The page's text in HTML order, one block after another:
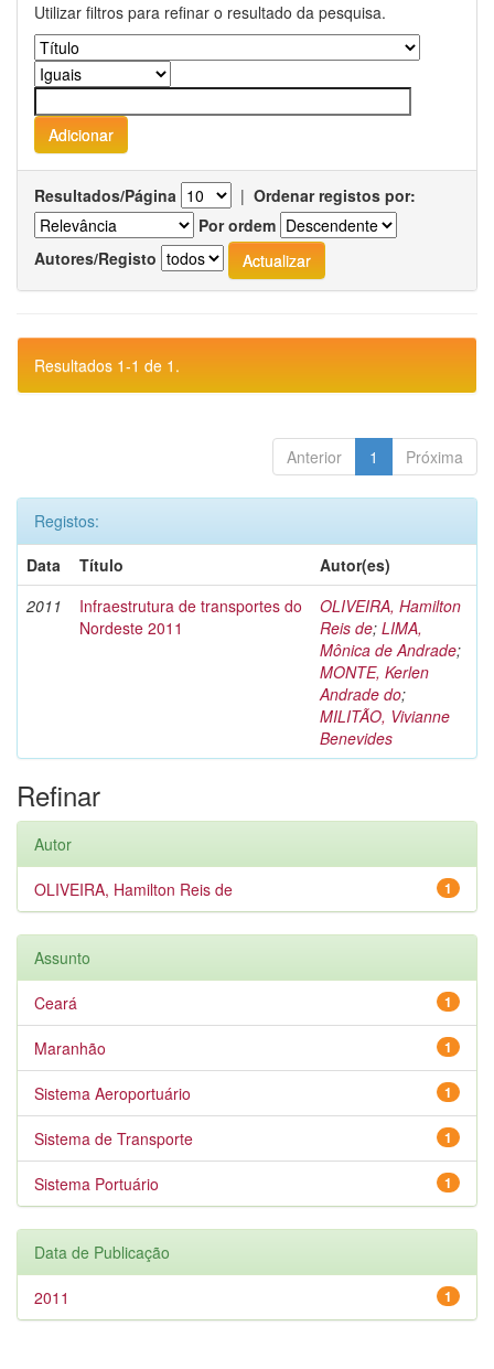
Utilizar filtros para refinar o resultado da pesquisa.
Resultados/Página | Ordenar registos por:
Por ordem
Autores/Registo
Resultados 1-1 de 1.
Anterior 1 Próxima
Registos:
Data
Título
Autor(es)
2011
Infraestrutura de transportes do
Nordeste 2011
OLIVEIRA, Hamilton
Reis de; LIMA,
Mônica de Andrade;
MONTE, Kerlen
Andrade do;
MILITÃO, Vivianne
Benevides
Refinar
Autor
1
OLIVEIRA, Hamilton Reis de
Assunto
1
Ceará
1
Maranhão
1
Sistema Aeroportuário
1
Sistema de Transporte
1
Sistema Portuário
Data de Publicação
1
2011